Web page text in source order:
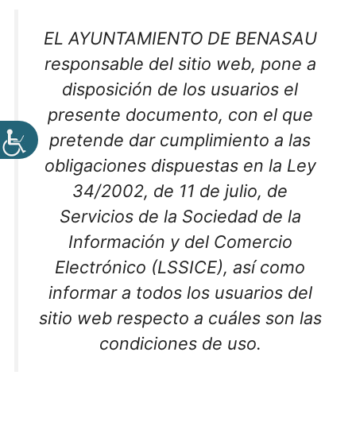
EL AYUNTAMIENTO DE BENASAU
responsable del sitio web, pone a
disposición de los usuarios el
presente documento, con el que
pretende dar cumplimiento a las
obligaciones dispuestas en la Ley
34/2002, de 11 de julio, de
Servicios de la Sociedad de la
Información y del Comercio
Electrónico (LSSICE), así como
informar a todos los usuarios del
sitio web respecto a cuáles son las
condiciones de uso.